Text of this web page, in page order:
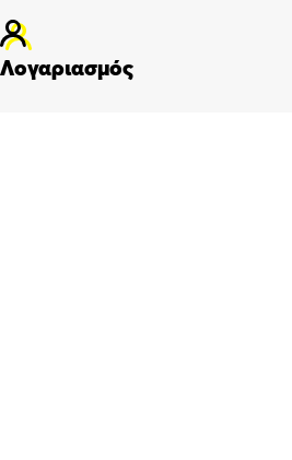
Λογαριασμός